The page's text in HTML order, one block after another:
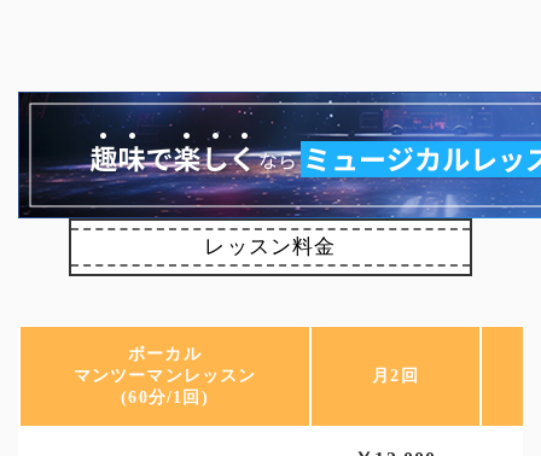
レッスン料金
ボーカル
マンツーマンレッスン
(60分/1回)
月2回